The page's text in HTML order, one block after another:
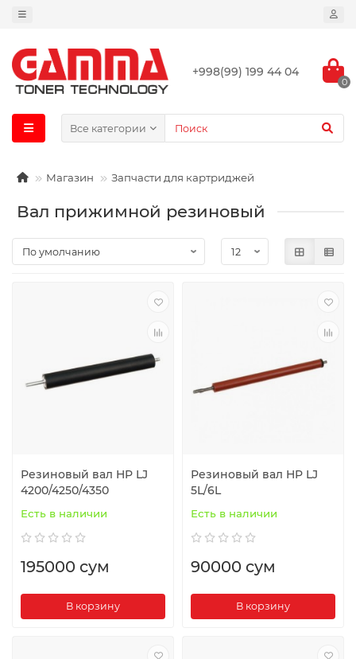
+998(99) 199 44 04
0
Все категории
Магазин Запчасти для картриджей
Вал прижимной резиновый
Резиновый вал HP LJ
4200/4250/4350
Есть в наличии
195000 сум
В корзину
Резиновый вал HP LJ
5L/6L
Есть в наличии
90000 сум
В корзину